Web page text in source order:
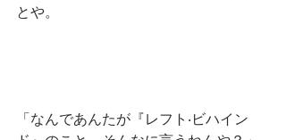
とや。
「なんであんたが『レフト‧ビハイン